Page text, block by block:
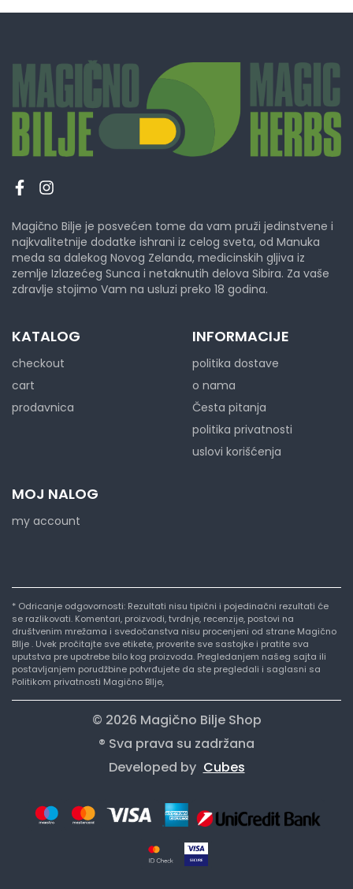
Magično Bilje je posvećen tome da vam pruži jedinstvene i
najkvalitetnije dodatke ishrani iz celog sveta, od Manuka
meda sa dalekog Novog Zelanda, medicinskih gljiva iz
zemlje Izlazećeg Sunca i netaknutih delova Sibira. Za vaše
zdravlje stojimo Vam na usluzi preko 18 godina.
KATALOG
checkout
cart
prodavnica
INFORMACIJE
politika dostave
o nama
Česta pitanja
politika privatnosti
uslovi korišćenja
MOJ NALOG
my account
* Odricanje odgovornosti: Rezultati nisu tipični i pojedinačni rezultati će
se razlikovati. Komentari, proizvodi, tvrdnje, recenzije, postovi na
društvenim mrežama i svedočanstva nisu procenjeni od strane Magično
BIlje . Uvek pročitajte sve etikete, proverite sve sastojke i pratite sva
uputstva pre upotrebe bilo kog proizvoda. Pregledanjem našeg sajta ili
postavljanjem porudžbine potvrđujete da ste pregledali i saglasni sa
Politikom privatnosti Magično BIlje,
© 2026 Magično Bilje Shop
® Sva prava su zadržana
Developed by Cubes